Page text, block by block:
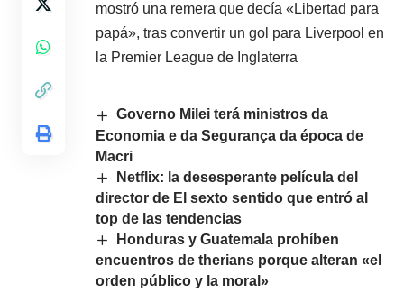
mostró una remera que decía «Libertad para
papá», tras convertir un gol para Liverpool en
la Premier League de Inglaterra
Governo Milei terá ministros da
Economia e da Segurança da época de
Macri
Netflix: la desesperante película del
director de El sexto sentido que entró al
top de las tendencias
Honduras y Guatemala prohíben
encuentros de therians porque alteran «el
orden público y la moral»